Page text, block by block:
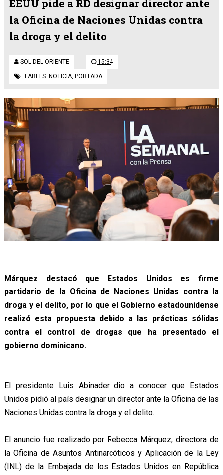
EEUU pide a RD designar director ante
la Oficina de Naciones Unidas contra
la droga y el delito
SOL DEL ORIENTE 15:34
LABELS: NOTICIA, PORTADA
Márquez destacó que Estados Unidos es firme
partidario de la Oficina de Naciones Unidas contra la
droga y el delito, por lo que el Gobierno estadounidense
realizó esta propuesta debido a las prácticas sólidas
contra el control de drogas que ha presentado el
gobierno dominicano.
El presidente Luis Abinader dio a conocer que Estados
Unidos pidió al país designar un director ante la Oficina de las
Naciones Unidas contra la droga y el delito.
El anuncio fue realizado por Rebecca Márquez, directora de
la Oficina de Asuntos Antinarcóticos y Aplicación de la Ley
(INL) de la Embajada de los Estados Unidos en República